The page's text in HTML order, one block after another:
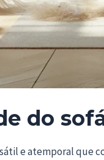
do
e atemporal que